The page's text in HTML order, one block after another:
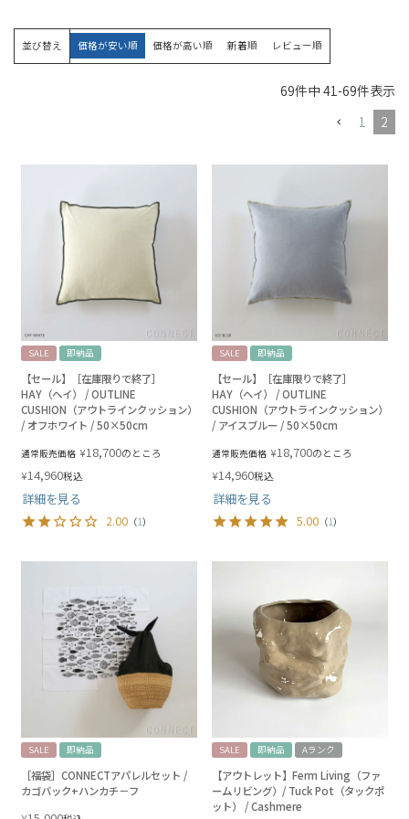
並び替え 価格が安い順 価格が高い順 新着順 レビュー順
69件中 41 -69件表示
1
2
SALE 即納品
【セール】［在庫限りで終了］
HAY（ヘイ） / OUTLINE
CUSHION（アウトラインクッション）
/ オフホワイト / 50×50cm
通常販売価格 ¥18,700のところ
¥14,960税込
詳細を見る
2.00 （1）
SALE 即納品
【セール】［在庫限りで終了］
HAY（ヘイ） / OUTLINE
CUSHION（アウトラインクッション）
/ アイスブルー / 50×50cm
通常販売価格 ¥18,700のところ
¥14,960税込
詳細を見る
5.00 （1）
SALE 即納品
［福袋］CONNECTアパレルセット /
カゴバック+ハンカチ－フ
SALE 即納品 Aランク
【アウトレット】Ferm Living（ファ
ームリビング）/ Tuck Pot（タックポ
ット） / Cashmere